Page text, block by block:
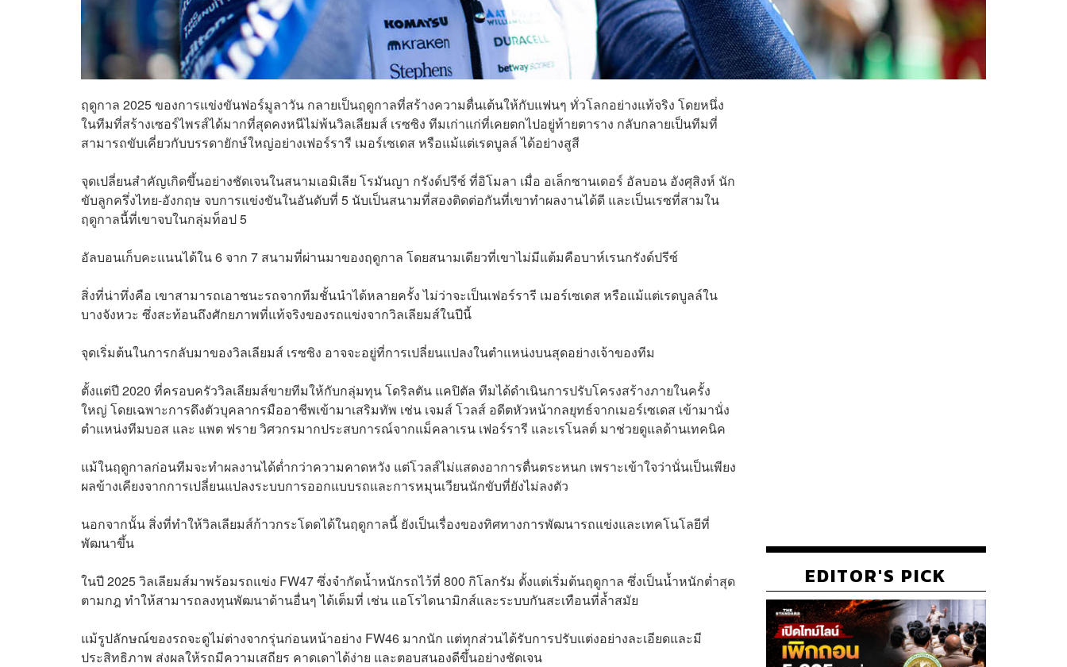
ฤดูกาล 2025 ของการแข่งขันฟอร์มูลาวัน กลายเป็นฤดูกาลที่สร้างความตื่นเต้นให้กับแฟนๆ ทั่วโลกอย่างแท้จริง โดยหนึ่ง
ในทีมที่สร้างเซอร์ไพรส์ได้มากที่สุดคงหนีไม่พ้นวิลเลียมส์ เรซซิง ทีมเก่าแก่ที่เคยตกไปอยู่ท้ายตาราง กลับกลายเป็นทีมที่
สามารถขับเคี่ยวกับบรรดายักษ์ใหญ่อย่างเฟอร์รารี เมอร์เซเดส หรือแม้แต่เรดบูลล์ ได้อย่างสูสี
จุดเปลี่ยนสำคัญเกิดขึ้นอย่างชัดเจนในสนามเอมิเลีย โรมันญา กรังด์ปรีซ์ ที่อิโมลา เมื่อ อเล็กซานเดอร์ อัลบอน อังศุสิงห์ นัก
ขับลูกครึ่งไทย-อังกฤษ จบการแข่งขันในอันดับที่ 5 นับเป็นสนามที่สองติดต่อกันที่เขาทำผลงานได้ดี และเป็นเรซที่สามใน
ฤดูกาลนี้ที่เขาจบในกลุ่มท็อป 5
อัลบอนเก็บคะแนนได้ใน 6 จาก 7 สนามที่ผ่านมาของฤดูกาล โดยสนามเดียวที่เขาไม่มีแต้มคือบาห์เรนกรังด์ปรีซ์
สิ่งที่น่าทึ่งคือ เขาสามารถเอาชนะรถจากทีมชั้นนำได้หลายครั้ง ไม่ว่าจะเป็นเฟอร์รารี เมอร์เซเดส หรือแม้แต่เรดบูลล์ใน
บางจังหวะ ซึ่งสะท้อนถึงศักยภาพที่แท้จริงของรถแข่งจากวิลเลียมส์ในปีนี้
จุดเริ่มต้นในการกลับมาของวิลเลียมส์ เรซซิง อาจจะอยู่ที่การเปลี่ยนแปลงในตำแหน่งบนสุดอย่างเจ้าของทีม
ตั้งแต่ปี 2020 ที่ครอบครัววิลเลียมส์ขายทีมให้กับกลุ่มทุน โดริลตัน แคปิตัล ทีมได้ดำเนินการปรับโครงสร้างภายในครั้ง
ใหญ่ โดยเฉพาะการดึงตัวบุคลากรมืออาชีพเข้ามาเสริมทัพ เช่น เจมส์ โวลส์ อดีตหัวหน้ากลยุทธ์จากเมอร์เซเดส เข้ามานั่ง
ตำแหน่งทีมบอส และ แพต ฟราย วิศวกรมากประสบการณ์จากแม็คลาเรน เฟอร์รารี และเรโนลต์ มาช่วยดูแลด้านเทคนิค
แม้ในฤดูกาลก่อนทีมจะทำผลงานได้ต่ำกว่าความคาดหวัง แต่โวลส์ไม่แสดงอาการตื่นตระหนก เพราะเข้าใจว่านั่นเป็นเพียง
ผลข้างเคียงจากการเปลี่ยนแปลงระบบการออกแบบรถและการหมุนเวียนนักขับที่ยังไม่ลงตัว
นอกจากนั้น สิ่งที่ทำให้วิลเลียมส์ก้าวกระโดดได้ในฤดูกาลนี้ ยังเป็นเรื่องของทิศทางการพัฒนารถแข่งและเทคโนโลยีที่
พัฒนาขึ้น
ในปี 2025 วิลเลียมส์มาพร้อมรถแข่ง FW47 ซึ่งจำกัดน้ำหนักรถไว้ที่ 800 กิโลกรัม ตั้งแต่เริ่มต้นฤดูกาล ซึ่งเป็นน้ำหนักต่ำสุด
ตามกฎ ทำให้สามารถลงทุนพัฒนาด้านอื่นๆ ได้เต็มที่ เช่น แอโรไดนามิกส์และระบบกันสะเทือนที่ล้ำสมัย
แม้รูปลักษณ์ของรถจะดูไม่ต่างจากรุ่นก่อนหน้าอย่าง FW46 มากนัก แต่ทุกส่วนได้รับการปรับแต่งอย่างละเอียดและมี
ประสิทธิภาพ ส่งผลให้รถมีความเสถียร คาดเดาได้ง่าย และตอบสนองดีขึ้นอย่างชัดเจน
EDITOR'S PICK